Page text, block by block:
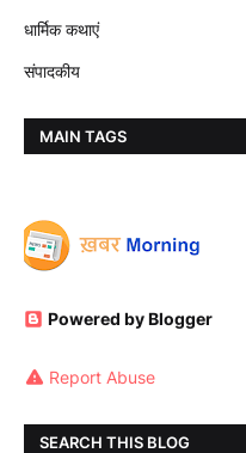
धार्मिक कथाएं
संपादकीय
MAIN TAGS
Powered by Blogger
Report Abuse
SEARCH THIS BLOG